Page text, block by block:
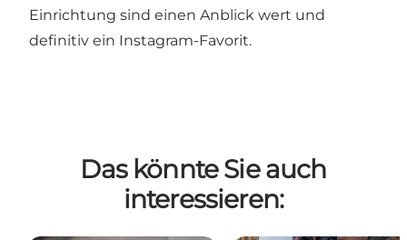
Einrichtung sind einen Anblick wert und
definitiv ein Instagram-Favorit.
Das könnte Sie auch
interessieren: